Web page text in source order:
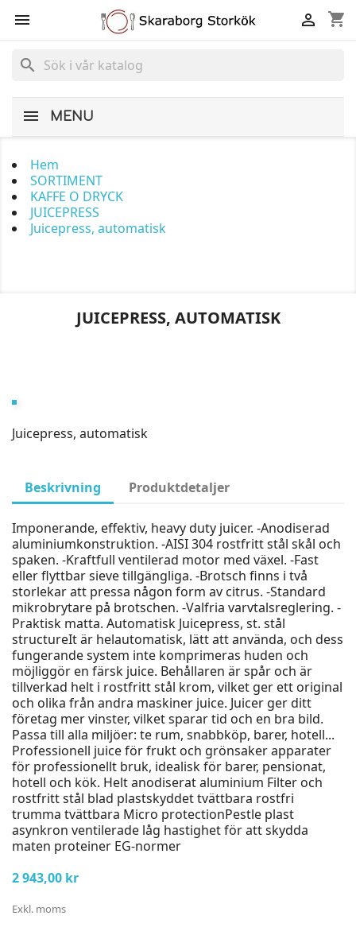
 shopping_cart

search
MENU
Hem
SORTIMENT
KAFFE O DRYCK
JUICEPRESS
Juicepress, automatisk
JUICEPRESS, AUTOMATISK
Juicepress, automatisk
Beskrivning Produktdetaljer
Imponerande, effektiv, heavy duty juicer. -Anodiserad
aluminiumkonstruktion. -AISI 304 rostfritt stål skål och
spaken. -Kraftfull ventilerad motor med växel. -Fast
eller flyttbar sieve tillgängliga. -Brotsch finns i två
storlekar att pressa någon form av citrus. -Standard
mikrobrytare på brotschen. -Valfria varvtalsreglering. -
Praktisk matta. Automatisk Juicepress, st. stål
structureIt är helautomatisk, lätt att använda, och dess
fungerande system inte komprimeras huden och
möjliggör en färsk juice. Behållaren är spår och är
tillverkad helt i rostfritt stål krom, vilket ger ett original
och olika från andra maskiner juice. Juicer ger ditt
företag mer vinster, vilket sparar tid och en bra bild.
Passa till alla miljöer: te rum, snabbköp, barer, hotell...
Professionell juice för frukt och grönsaker apparater
för professionellt bruk, idealisk för barer, pensionat,
hotell och kök. Helt anodiserat aluminium Filter och
rostfritt stål blad plastskyddet tvättbara rostfri
trumma tvättbara Micro protectionPestle plast
asynkron ventilerade låg hastighet för att skydda
maten proteiner EG-normer
2 943,00 kr
Exkl. moms